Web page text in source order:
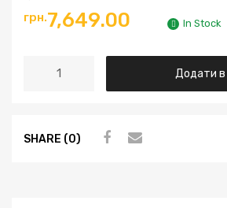
Оригінальна
грн.7,950.00.
грн.7,649.00 Поточна
ціна:
In Stock
Seat
Додати в
SHARE (0)